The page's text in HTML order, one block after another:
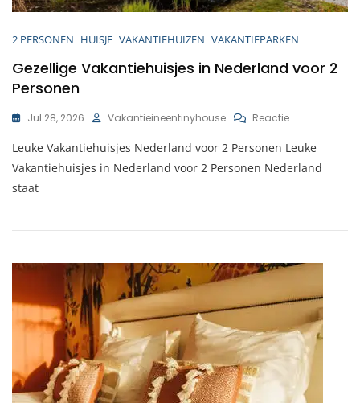
2 PERSONEN HUISJE VAKANTIEHUIZEN VAKANTIEPARKEN
Gezellige Vakantiehuisjes in Nederland voor 2
Personen
Jul 28, 2026 Vakantieineentinyhouse ReactieOp
In
Leuke Vakantiehuisjes Nederland voor 2 Personen Leuke
Vakantiehuisjes in Nederland voor 2 Personen Nederland
staat